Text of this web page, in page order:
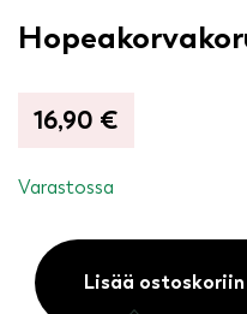
16,90 €
Varastossa
Hopeakorvakorut
Lisää ostoskoriin